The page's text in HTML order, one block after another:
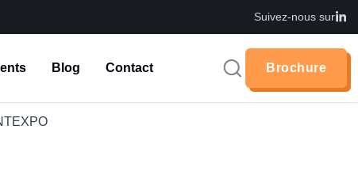
Suivez-nous sur
Blog Contact
Brochure